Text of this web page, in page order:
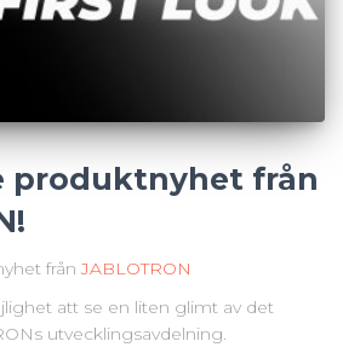
produktnyhet från
frånJABLOTRON
att se en liten glimt av det
utvecklingsavdelning.